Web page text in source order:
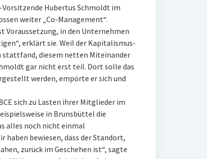
Vorsitzende Hubertus Schmoldt im
weiter „Co-Management“.
Voraussetzung, in den Unternehmen
erklärt sie. Weil der Kapitalismus-
stattfand, diesem netten Miteinander
gar nicht erst teil. Dort solle das
werden, empörte er sich und
sich zu Lasten ihrer Mitglieder im
in Brunsbüttel die
alles noch nicht einmal
haben bewiesen, dass der Standort,
zurück im Geschehen ist“, sagte